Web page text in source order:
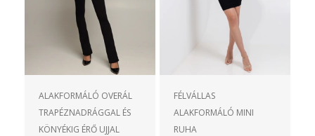
ALAKFORMÁLÓ OVERÁL
TRAPÉZNADRÁGGAL ÉS
KÖNYÉKIG ÉRŐ UJJAL
FÉLVÁLLAS
ALAKFORMÁLÓ MINI
RUHA